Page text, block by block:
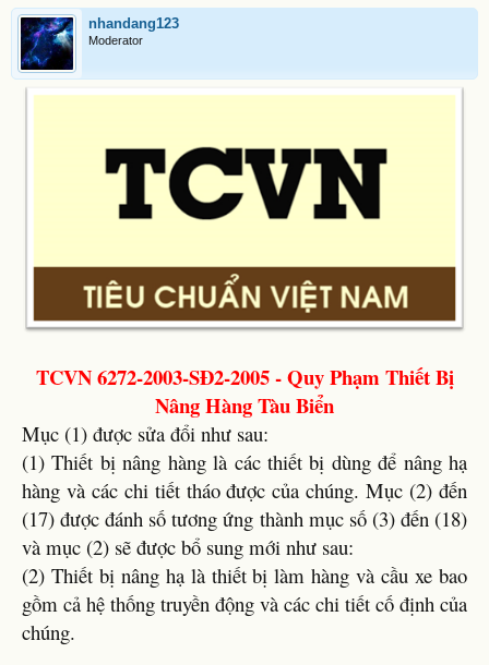
nhandang123
Moderator
TCVN 6272-2003-SĐ2-2005 - Quy Phạm Thiết Bị
Nâng Hàng Tàu Biển
Mục (1) được sửa đổi như sau:
(1) Thiết bị nâng hàng là các thiết bị dùng để nâng hạ
hàng và các chi tiết tháo được của chúng. Mục (2) đến
(17) được đánh số tương ứng thành mục số (3) đến (18)
và mục (2) sẽ được bổ sung mới như sau:
(2) Thiết bị nâng hạ là thiết bị làm hàng và cầu xe bao
gồm cả hệ thống truyền động và các chi tiết cố định của
chúng.